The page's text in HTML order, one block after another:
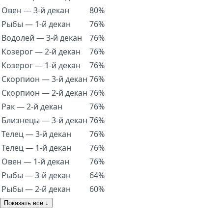
Овен — 3-й декан
80%
Рыбы — 1-й декан
76%
Водолей — 3-й декан
76%
Козерог — 2-й декан
76%
Козерог — 1-й декан
76%
Скорпион — 3-й декан 76%
Скорпион — 2-й декан 76%
Рак — 2-й декан
76%
Близнецы — 3-й декан 76%
Телец — 3-й декан
76%
Телец — 1-й декан
76%
Овен — 1-й декан
76%
Рыбы — 3-й декан
64%
Рыбы — 2-й декан
60%
Показать все ↓